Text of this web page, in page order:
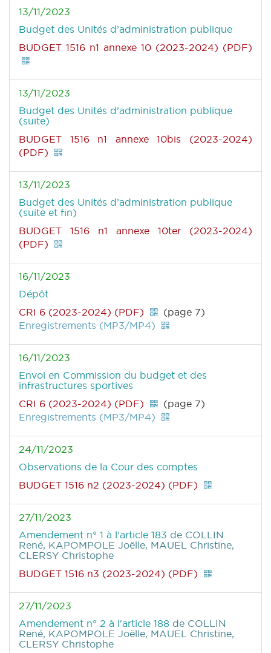
13/11/2023
Budget des Unités d’administration publique
BUDGET 1516 n1 annexe 10 (2023-2024) (PDF)
13/11/2023
Budget des Unités d’administration publique
(suite)
BUDGET 1516 n1 annexe 10bis (2023-2024)
(PDF)
13/11/2023
Budget des Unités d’administration publique
(suite et fin)
BUDGET 1516 n1 annexe 10ter (2023-2024)
(PDF)
16/11/2023
Dépôt
CRI 6 (2023-2024) (PDF)
(page 7)
Enregistrements (MP3/MP4)
16/11/2023
Envoi en Commission du budget et des
infrastructures sportives
CRI 6 (2023-2024) (PDF)
(page 7)
Enregistrements (MP3/MP4)
24/11/2023
Observations de la Cour des comptes
BUDGET 1516 n2 (2023-2024) (PDF)
27/11/2023
Amendement n° 1 à l'article 183 de COLLIN
René, KAPOMPOLE Joëlle, MAUEL Christine,
CLERSY Christophe
BUDGET 1516 n3 (2023-2024) (PDF)
27/11/2023
Amendement n° 2 à l'article 188 de COLLIN
René, KAPOMPOLE Joëlle, MAUEL Christine,
CLERSY Christophe